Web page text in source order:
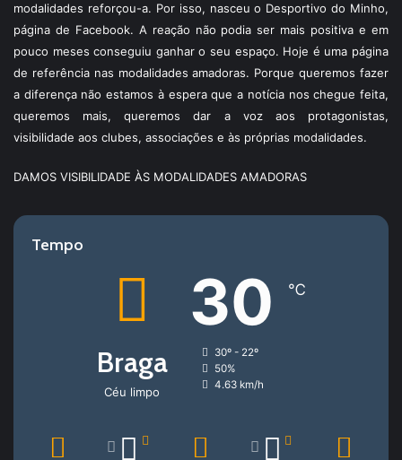
modalidades reforçou-a. Por isso, nasceu o Desportivo do Minho,
página de Facebook. A reação não podia ser mais positiva e em
pouco meses conseguiu ganhar o seu espaço. Hoje é uma página
de referência nas modalidades amadoras. Porque queremos fazer
a diferença não estamos à espera que a notícia nos chegue feita,
queremos mais, queremos dar a voz aos protagonistas,
visibilidade aos clubes, associações e às próprias modalidades.
DAMOS VISIBILIDADE ÀS MODALIDADES AMADORAS
Tempo
Braga
Céu limpo
30 ℃
30º - 22º
50%
4.63 km/h